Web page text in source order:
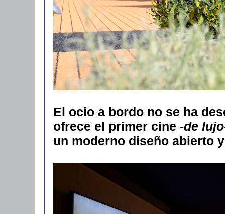
El ocio a bordo no se ha
ofrece el primer cine -de lujo
un moderno diseño abierto